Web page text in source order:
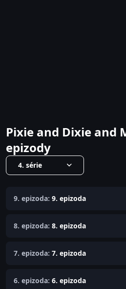
Pixie and Dixie and
epizody
4. série
9. epizoda: 9. epizoda
8. epizoda: 8. epizoda
7. epizoda: 7. epizoda
6. epizoda: 6. epizoda